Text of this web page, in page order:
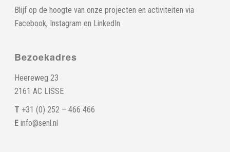
Blijf op de hoogte van onze projecten en activiteiten via
Facebook, Instagram en LinkedIn
Bezoekadres
Heereweg 23
2161 AC LISSE
T +31 (0) 252 – 466 466
E info@senl.nl